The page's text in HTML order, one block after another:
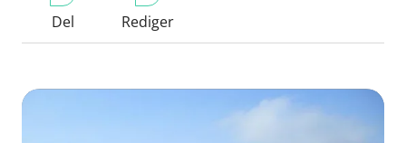
Del Rediger